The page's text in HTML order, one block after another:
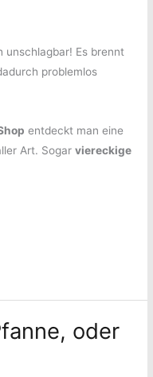
unschlagbar! Es brennt
problemlos
entdeckt man eine
Art. Sogarviereckige
oder